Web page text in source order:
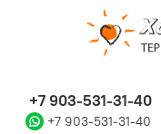
+7 903-531-31-40
+7 903-531-31-40